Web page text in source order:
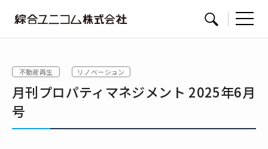
ニ
コ
ム
月刊プロパティマネジメント 2025年6月
号
不動産再生 リノベーション